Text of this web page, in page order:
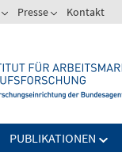
Presse Kontakt
PUBLIKATIONEN